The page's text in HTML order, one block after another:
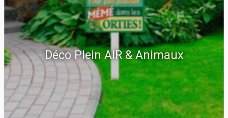
Déco Plein AIR & Animaux